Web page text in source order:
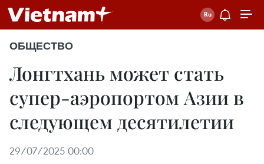
ОБЩЕСТВО
Лонгтхань может стать
супер-аэропортом Азии в
следующем десятилетии
29/07/2025 00:00